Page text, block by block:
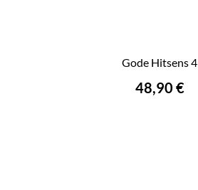
Gode Hitsens 4
48,90 €